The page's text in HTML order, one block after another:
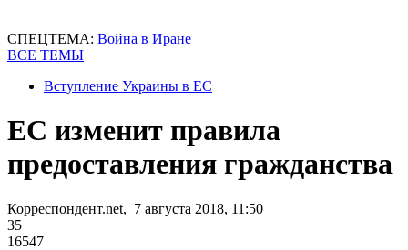
СПЕЦТЕМА: Война в Иране
ВСЕ ТЕМЫ
Вступление Украины в ЕС
ЕС изменит правила
предоставления гражданства
Корреспондент.net, 7 августа 2018, 11:50
35
16547